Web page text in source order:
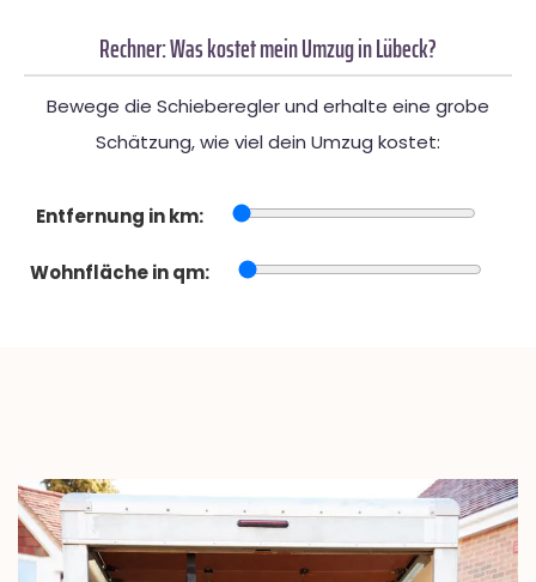
Rechner: Was kostet mein Umzug in Lübeck?
Bewege die Schieberegler und erhalte eine grobe
Schätzung, wie viel dein Umzug kostet:
Entfernung in km:
Wohnfläche in qm: